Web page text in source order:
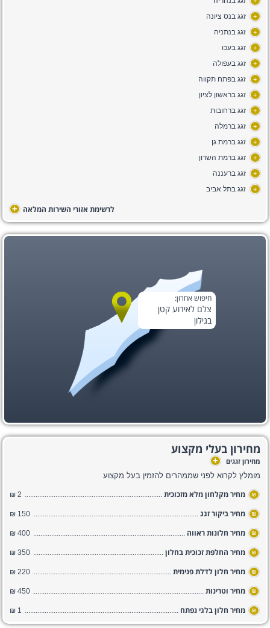
+ זגג בנס ציונה
+ זגג בנתניה
+ זגג בעכו
+ זגג בעפולה
+ זגג בפתח תקווה
+ זגג בראשון לציון
+ זגג ברחובות
+ זגג ברמלה
+ זגג ברמת גן
+ זגג ברמת השרון
+ זגג ברעננה
+ זגג בתל אביב
לרשימת אזורי השירות המלאה +
חיפוש אחרון:
צלם לאירוע קטן
בגילון
מחירון בעלי מקצוע
מחירון זגגים +
מומלץ לקרוא לפני שממהרים להזמין בעל מקצוע
₪ מחיר מקלחון מלא מזכוכית 2 ₪
₪ מחיר ביקור זגג 150 ₪
₪ מחיר חלונות ראווה 400 ₪
₪ מחיר החלפת זכוכית בחלון 350 ₪
₪ מחיר חלון לדלת פנימית 220 ₪
₪ מחיר וטרינות 450 ₪
₪ מחיר חלון בלגי נפתח 1 ₪